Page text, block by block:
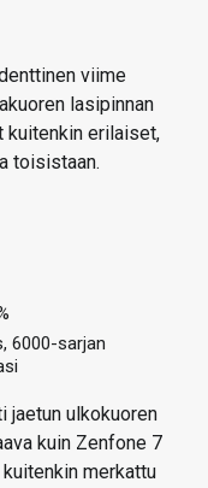
viime
lasipinnan
kuitenkin erilaiset,
toisistaan.
6000-sarjan
jaetun ulkokuoren
kuin Zenfone 7
merkattu